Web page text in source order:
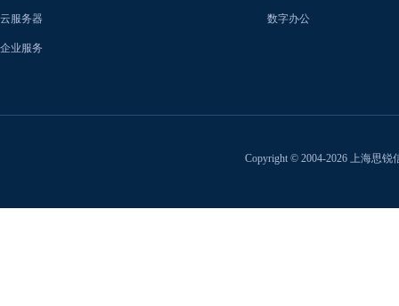
云服务器
企业服务
数字办公
Copyright © 2004-2026 上海思